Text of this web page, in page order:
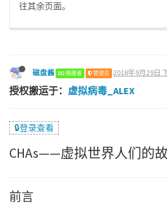
往其余页面。
磁盘酱 捐赠者 管理员 2018年9月29日
授权搬运于： 虚拟病毒_ALEX
🔒登录查看
CHAs——虚拟世界人们的
前言